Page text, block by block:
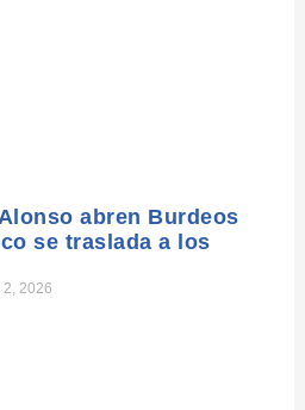
abren Burdeos
se traslada a los
2026